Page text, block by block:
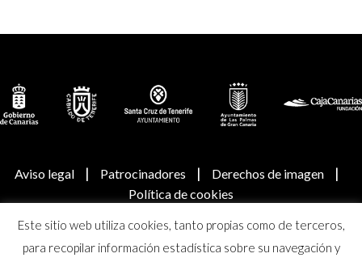
Aviso legal | Patrocinadores | Derechos de imagen |
Política de cookies
© Real Academia Canaria de Bellas Artes de San Miguel
Arcángel
Este sitio web utiliza cookies, tanto propias como de terceros,
para recopilar información estadística sobre su navegación y